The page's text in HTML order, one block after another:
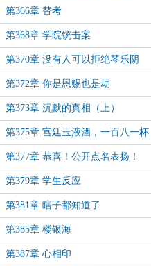
第366章 替考
第368章 学院铳击案
第370章 没有人可以拒绝琴乐阴
第372章 你是恩赐也是劫
第373章 沉默的真相（上）
第375章 宫廷玉液酒，一百八一杯
第377章 恭喜！公开点名表扬！
第379章 学生反应
第381章 瞎子都知道了
第385章 楼银海
第387章 心相印